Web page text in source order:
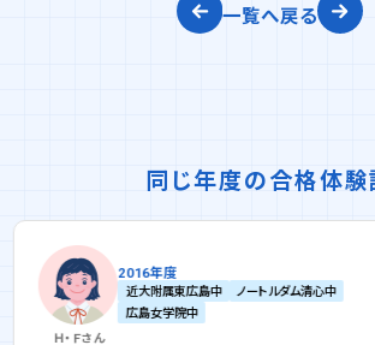
一覧へ戻る
同じ年度の合格体験
ノートルダム清心中